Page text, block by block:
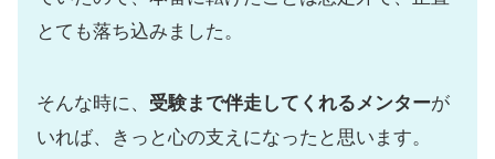
とても落ち込みました。
そんな時に、 受験まで伴走してくれるメンターが
いれば、きっと心の支えになったと思います。